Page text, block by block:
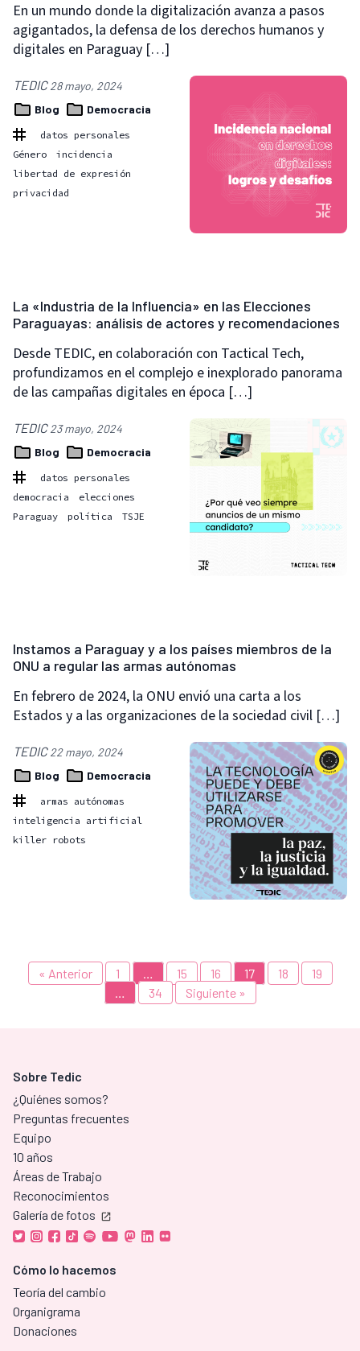
En un mundo donde la digitalización avanza a pasos
agigantados, la defensa de los derechos humanos y
digitales en Paraguay […]
TEDIC28 mayo, 2024
Blog
Democracia
datos personales
Género
incidencia
libertad de expresión
privacidad
La «Industria de la Influencia» en las Elecciones
Paraguayas: análisis de actores y recomendaciones
Desde TEDIC, en colaboración con Tactical Tech,
profundizamos en el complejo e inexplorado panorama
de las campañas digitales en época […]
TEDIC23 mayo, 2024
Blog
Democracia
datos personales
democracia
elecciones
Paraguay
política TSJE
Instamos a Paraguay y a los países miembros de la
ONU a regular las armas autónomas
En febrero de 2024, la ONU envió una carta a los
Estados y a las organizaciones de la sociedad civil […]
TEDIC22 mayo, 2024
Blog
Democracia
armas autónomas
inteligencia artificial
killer robots
« Anterior 1 … 15 16 17 18
19
…
34 Siguiente »
Sobre Tedic
¿Quiénes somos?
Preguntas frecuentes
Equipo
10 años
Áreas de Trabajo
Reconocimientos
Galería de fotos
Cómo lo hacemos
Teoría del cambio
Organigrama
Donaciones